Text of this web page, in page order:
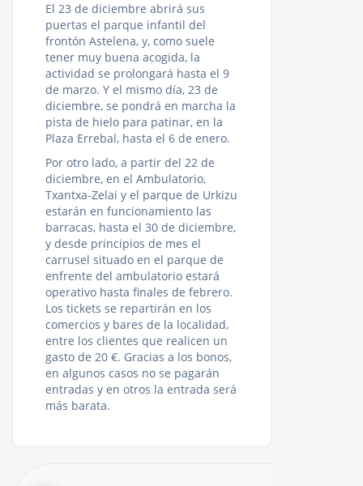
El 23 de diciembre abrirá sus
puertas el parque infantil del
frontón Astelena, y, como suele
tener muy buena acogida, la
actividad se prolongará hasta el 9
de marzo. Y el mismo día, 23 de
diciembre, se pondrá en marcha la
pista de hielo para patinar, en la
Plaza Errebal, hasta el 6 de enero.
Por otro lado, a partir del 22 de
diciembre, en el Ambulatorio,
Txantxa-Zelai y el parque de Urkizu
estarán en funcionamiento las
barracas, hasta el 30 de diciembre,
y desde principios de mes el
carrusel situado en el parque de
enfrente del ambulatorio estará
operativo hasta finales de febrero.
Los tickets se repartirán en los
comercios y bares de la localidad,
entre los clientes que realicen un
gasto de 20 €. Gracias a los bonos,
en algunos casos no se pagarán
entradas y en otros la entrada será
más barata.